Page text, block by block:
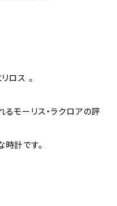
ロス 。
モーリス・ラクロアの評
計です。